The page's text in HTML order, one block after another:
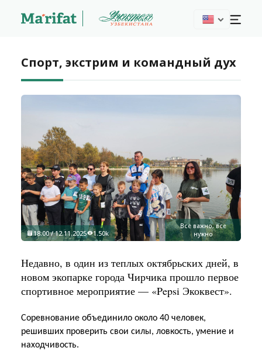
Спорт, экстрим и командный дух
Все важно, все
нужно
18:00 / 12.11.2025 1.50k
Недавно, в один из теплых октябрьских дней, в
новом экопарке города Чирчика прошло первое
спортивное мероприятие — «Pepsi Экоквест».
Соревнование объединило около 40 человек,
решивших проверить свои силы, ловкость, умение и
находчивость.